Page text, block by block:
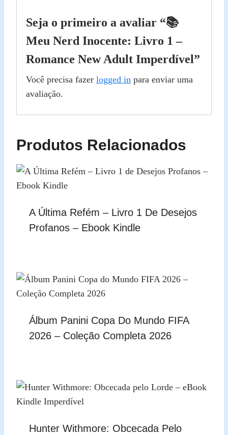
Seja o primeiro a avaliar “📚
Meu Nerd Inocente: Livro 1 –
Romance New Adult Imperdível”
Você precisa fazer logged in para enviar uma
avaliação.
Produtos Relacionados
A Última Refém – Livro 1 De Desejos
Profanos – Ebook Kindle
Álbum Panini Copa Do Mundo FIFA
2026 – Coleção Completa 2026
Hunter Withmore: Obcecada Pelo